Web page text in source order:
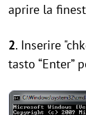
aprire la
2. Inserire
tasto “Enter”